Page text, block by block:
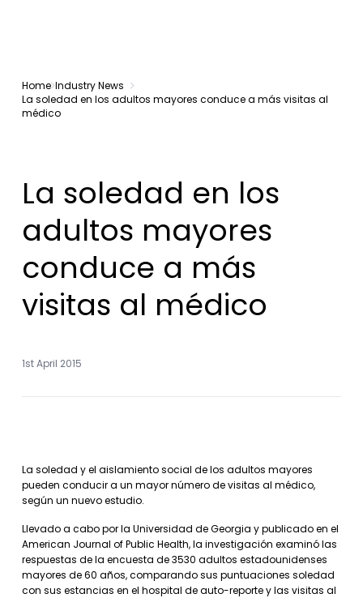
Home Industry News
La soledad en los adultos mayores conduce a más visitas al
médico
La soledad en los
adultos mayores
conduce a más
visitas al médico
1st April 2015
La soledad y el aislamiento social de los adultos mayores
pueden conducir a un mayor número de visitas al médico,
según un nuevo estudio.
Llevado a cabo por la Universidad de Georgia y publicado en el
American Journal of Public Health, la investigación examinó las
respuestas de la encuesta de 3530 adultos estadounidenses
mayores de 60 años, comparando sus puntuaciones soledad
con sus estancias en el hospital de auto-reporte y las visitas al